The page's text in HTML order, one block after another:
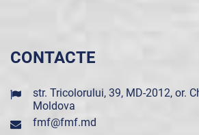
CONTACTE
str. Tricolorului, 39, MD-2012, or.
Moldova
fmf@fmf.md